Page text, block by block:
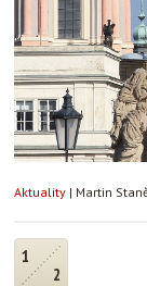
Aktuality | Martin
1
2